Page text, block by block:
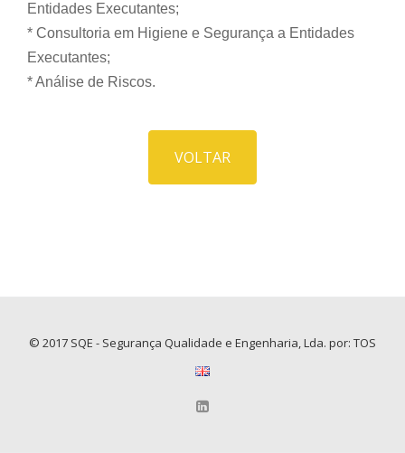
Entidades Executantes;
* Consultoria em Higiene e Segurança a Entidades
Executantes;
* Análise de Riscos.
VOLTAR
© 2017 SQE - Segurança Qualidade e Engenharia, Lda. por: TOS